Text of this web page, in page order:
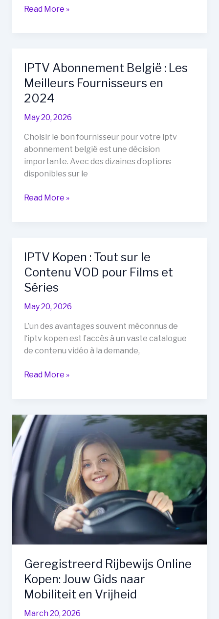
IPTV
Complet
pour
les
Read More »
IPTV Abonnement België : Les
Meilleurs Fournisseurs en
2024
May 20, 2026
Choisir le bon fournisseur pour votre iptv
abonnement belgië est une décision
importante. Avec des dizaines d’options
disponibles sur le
IPTV
Meilleurs
Fournisseurs
en
Read More »
IPTV Kopen : Tout sur le
Contenu VOD pour Films et
Séries
May 20, 2026
L’un des avantages souvent méconnus de
l‘iptv kopen est l’accès à un vaste catalogue
de contenu vidéo à la demande,
IPTV
sur
le
Contenu
VOD
pour
Films
et
Séries
Read More »
Geregistreerd Rijbewijs Online
Kopen: Jouw Gids naar
Mobiliteit en Vrijheid
March 20, 2026